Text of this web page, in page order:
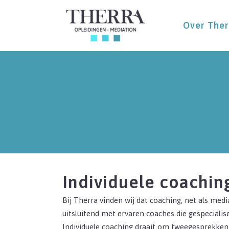
Over
Individuele
Bij Therra vinden wij dat coaching, net als
uitsluitend met ervaren coaches die
Individuele coaching draait om